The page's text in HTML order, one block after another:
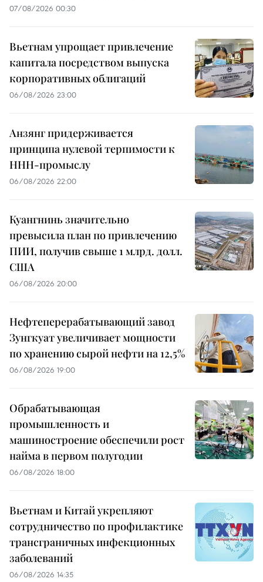
07/08/2026 00:30
Вьетнам упрощает привлечение
капитала посредством выпуска
корпоративных облигаций
06/08/2026 23:00
Анзянг придерживается
принципа нулевой терпимости к
ННН-промыслу
06/08/2026 22:00
Куангнинь значительно
превысила план по привлечению
ПИИ, получив свыше 1 млрд. долл.
США
06/08/2026 20:00
Нефтеперерабатывающий завод
Зунгкуат увеличивает мощности
по хранению сырой нефти на 12,5%
06/08/2026 19:00
Обрабатывающая
промышленность и
машиностроение обеспечили рост
найма в первом полугодии
06/08/2026 18:00
Вьетнам и Китай укрепляют
сотрудничество по профилактике
трансграничных инфекционных
заболеваний
06/08/2026 14:35